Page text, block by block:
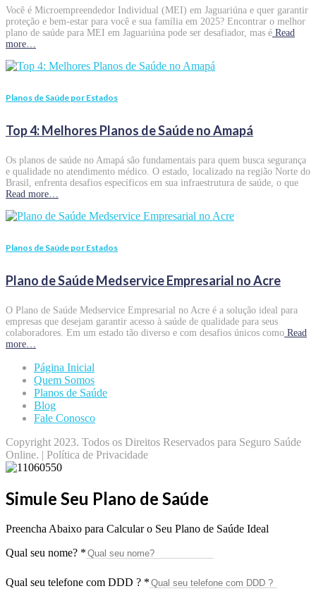
Você é Microempreendedor Individual (MEI) em Jaguariúna e quer garantir
proteção e bem-estar para você e sua família em 2025? Encontrar o melhor
plano de saúde para MEI em Jaguariúna pode ser desafiador, mas é Read
more…
Planos de Saúde por Estados
Top 4: Melhores Planos de Saúde no Amapá
Os planos de saúde no Amapá são fundamentais para quem busca segurança
e qualidade no atendimento médico. O estado, localizado na região Norte do
Brasil, enfrenta desafios específicos em sua infraestrutura de saúde, o que
Read more…
Planos de Saúde por Estados
Plano de Saúde Medservice Empresarial no Acre
O Plano de Saúde Medservice Empresarial no Acre é a solução ideal para
empresas que desejam garantir acesso à saúde de qualidade para seus
colaboradores. Em um estado tão diverso e com desafios únicos como Read
more…
Página Inicial
Quem Somos
Planos de Saúde
Blog
Fale Conosco
Copyright 2023. Todos os Direitos Reservados para Seguro Saúde
Online. | Política de Privacidade
Simule Seu Plano de Saúde
Preencha Abaixo para Calcular o Seu Plano de Saúde Ideal
Qual seu nome? *
Qual seu telefone com DDD ? *